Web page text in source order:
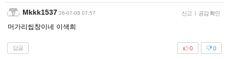
Mkkk1537 26-07-08 07:57 신고 | 공감 확인
머가리씹창이네 이색희
답글 0
0